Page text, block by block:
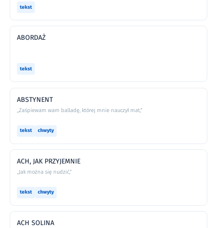
tekst
ABORDAŻ
tekst
ABSTYNENT
„Zaśpiewam wam balladę, której mnie nauczył mat,”
tekst chwyty
ACH, JAK PRZYJEMNIE
„Jak można się nudzić,”
tekst chwyty
ACH SOLINA